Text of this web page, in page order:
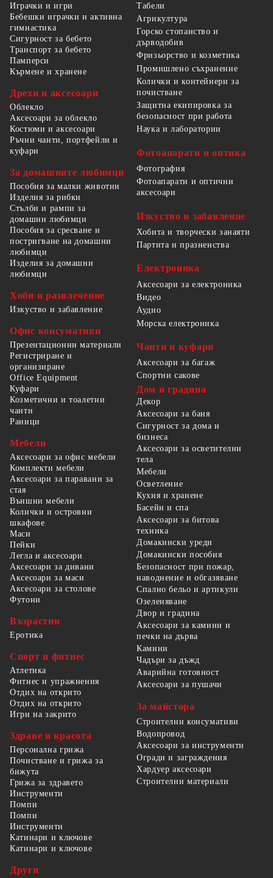
Играчки и игри
Бебешки играчки и активна
гимнастика
Сигурност за бебето
Транспорт за бебето
Памперси
Кърмене и хранене
Дрехи и аксесоари
Облекло
Аксесоари за облекло
Костюми и аксесоари
Ръчни чанти, портфейли и
куфари
За домашните любимци
Пособия за малки животни
Изделия за рибки
Стълби и рампи за
домашни любимци
Пособия за сресване и
постригване на домашни
любимци
Изделия за домашни
любимци
Хоби и развлечение
Изкуство и забавление
Офис консумативи
Презентационни материали
Регистриране и
организиране
Office Equipment
Табели
Агрикултура
Горско стопанство и
дърводобив
Фризьорство и козметика
Промишлено съхранение
Колички и контейнери за
почистване
Защитна екипировка за
безопасност при работа
Наука и лаборатории
Фотоапарати и оптика
Фотография
Фотоапарати и оптични
аксесоари
Изкуство и забавление
Хобита и творчески занаяти
Партита и празненства
Електроника
Аксесоари за електроника
Видео
Аудио
Морска електроника
Чанти и куфари
Аксесоари за багаж
Спортни сакове
Куфари
Козметични и тоалетни
чанти
Раници
Мебели
Аксесоари за офис мебели
Комплекти мебели
Аксесоари за паравани за
стая
Външни мебели
Колички и островни
шкафове
Маси
Пейки
Легла и аксесоари
Аксесоари за дивани
Аксесоари за маси
Аксесоари за столове
Футони
Възрастни
Еротика
Спорт и фитнес
Атлетика
Фитнес и упражнения
Отдих на открито
Отдих на открито
Игри на закрито
Здраве и красота
Персонална грижа
Почистване и грижа за
бижута
Грижа за здравето
Дом и градина
Декор
Аксесоари за баня
Сигурност за дома и
бизнеса
Аксесоари за осветителни
тела
Мебели
Осветление
Кухня и хранене
Басейн и спа
Аксесоари за битова
техника
Домакински уреди
Домакински пособия
Безопасност при пожар,
наводнение и обгазяване
Спално бельо и артикули
Озеленяване
Двор и градина
Аксесоари за камини и
печки на дърва
Камини
Чадъри за дъжд
Аварийна готовност
Аксесоари за пушачи
За майстора
Строителни консумативи
Водопровод
Аксесоари за инструменти
Огради и заграждения
Хардуер аксесоари
Строителни материали
Инструменти
Помпи
Помпи
Инструменти
Катинари и ключове
Катинари и ключове
Други